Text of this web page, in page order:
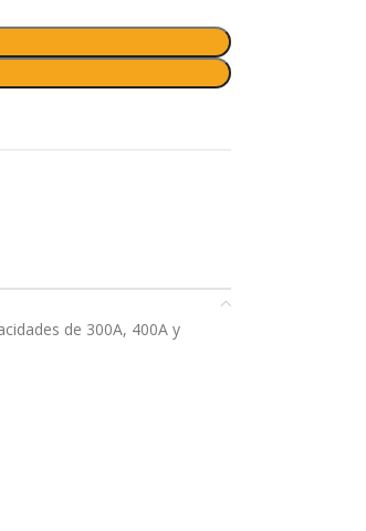
de 300A, 400A y